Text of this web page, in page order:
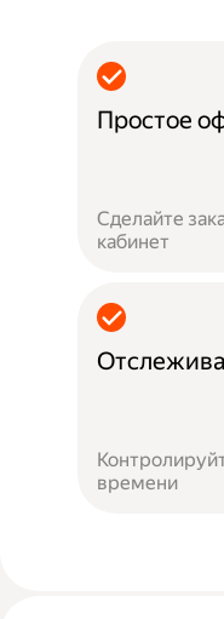
Простое
Сделайте
кабинет
времени